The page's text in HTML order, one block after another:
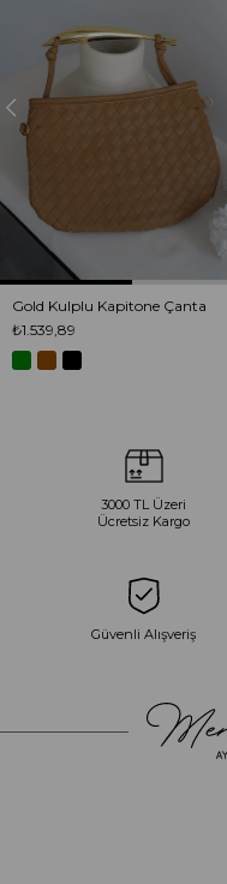
Gold Kulplu Kapitone Çanta
₺1.539,89
3000 TL Üzeri
Ücretsiz Kargo
Güvenli Alışveriş